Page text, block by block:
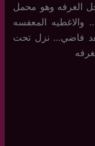
الغرفه وهو محمل
المعفسه
فاضي… نزل تحت